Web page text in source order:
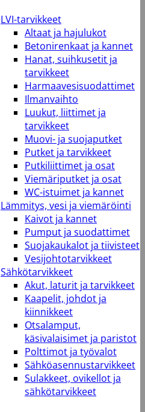
LVI-tarvikkeet
Altaat ja hajulukot
Betonirenkaat ja kannet
Hanat, suihkusetit ja
tarvikkeet
Harmaavesisuodattimet
Ilmanvaihto
Luukut, liittimet ja
tarvikkeet
Muovi- ja suojaputket
Putket ja tarvikkeet
Putkiliittimet ja osat
Viemäriputket ja osat
WC-istuimet ja kannet
Lämmitys, vesi ja viemäröinti
Kaivot ja kannet
Pumput ja suodattimet
Suojakaukalot ja tiivisteet
Vesijohtotarvikkeet
Sähkötarvikkeet
Akut, laturit ja tarvikkeet
Kaapelit, johdot ja
kiinnikkeet
Otsalamput,
käsivalaisimet ja paristot
Polttimot ja työvalot
Sähköasennustarvikkeet
Sulakkeet, ovikellot ja
sähkötarvikkeet